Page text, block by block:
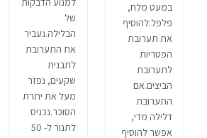
במעט מלח,
פלפל.להוסיף
את תערובת
הפטריות
לתערובת
הביצים.אם
התערובת
דלילה מדי,
אפשר להוסיף
של
הבלילה.נעביר
את התערובת
לתבנית
שקעים, נפזר
מעל את יתרת
הסוכר.נכניס
לתנור ל- 50